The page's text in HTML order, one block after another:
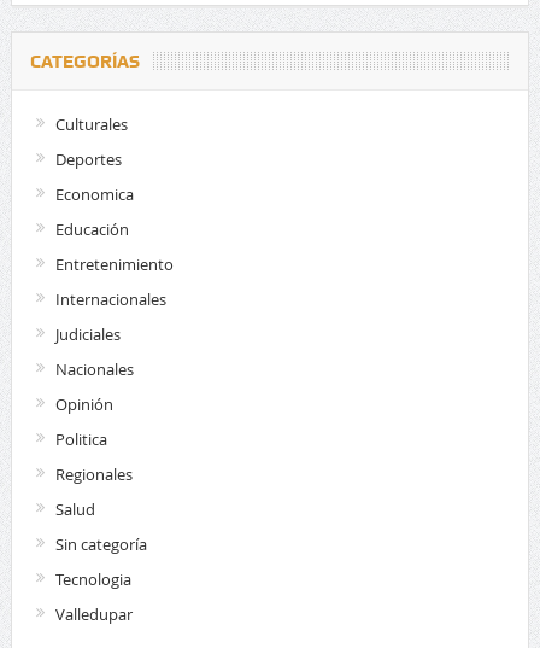
CATEGORÍAS
Culturales
Deportes
Economica
Educación
Entretenimiento
Internacionales
Judiciales
Nacionales
Opinión
Politica
Regionales
Salud
Sin categoría
Tecnologia
Valledupar